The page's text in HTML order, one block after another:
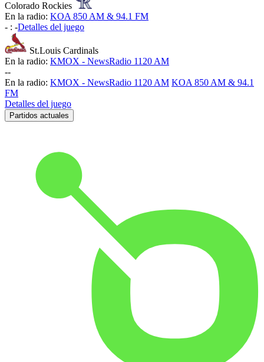
Colorado Rockies
En la radio: KOA 850 AM & 94.1 FM
- : -Detalles del juego
St.Louis Cardinals
En la radio: KMOX - NewsRadio 1120 AM
--
En la radio: KMOX - NewsRadio 1120 AM KOA 850 AM & 94.1
FM
Detalles del juego
Partidos actuales